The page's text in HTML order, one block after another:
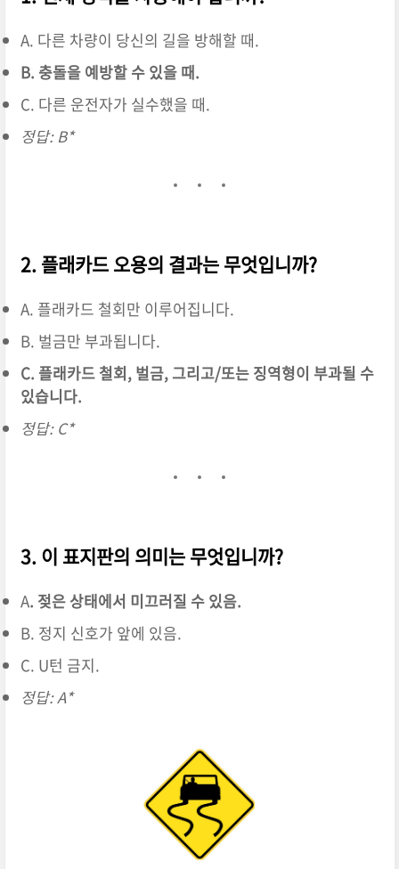
A. 다른 차량이 당신의 길을 방해할 때.
B. 충돌을 예방할 수 있을 때.
C. 다른 운전자가 실수했을 때.
정답: B*
2. 플래카드 오용의 결과는 무엇입니까?
A. 플래카드 철회만 이루어집니다.
B. 벌금만 부과됩니다.
C. 플래카드 철회, 벌금, 그리고/또는 징역형이 부과될 수
있습니다.
정답: C*
3. 이 표지판의 의미는 무엇입니까?
A. 젖은 상태에서 미끄러질 수 있음.
B. 정지 신호가 앞에 있음.
C. U턴 금지.
정답: A*